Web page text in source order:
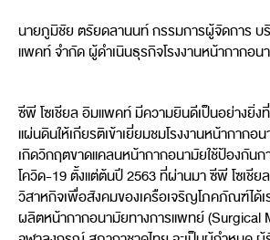
นายภูมิชัย ตรัยดลานนท์ กรรมการผู้จัดการ บ
แพคท์ จำกัด ผู้ดำเนินธุรกิจโรงงานหน้ากากอ
ซีพี โซเชียล อิมแพคท์ มีความยินดีเป็นอย่างยิ่ง
แผ่นดินให้เกียรติเข้าเยี่ยมชมโรงงานหน้ากาก
เกิดวิกฤตขาดแคลนหน้ากากอนามัยใช้ป้องกันก
โควิด-19 ตั้งแต่ต้นปี 2563 ที่ผ่านมา ซีพี โซเชีย
วิสาหกิจเพื่อสังคมของเครือเจริญโภคภัณฑ์ได้เ
ผลิตหน้ากากอนามัยทางการแพทย์ (Surgical